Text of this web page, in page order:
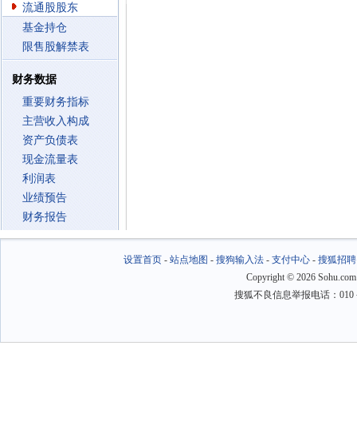
流通股股东
基金持仓
限售股解禁表
财务数据
重要财务指标
主营收入构成
资产负债表
现金流量表
利润表
业绩预告
财务报告
设置首页- 站点地图 - 搜狗输入法- 支付中心- 搜狐招聘
Copyright © 2026
搜狐不良信息举报电话：010